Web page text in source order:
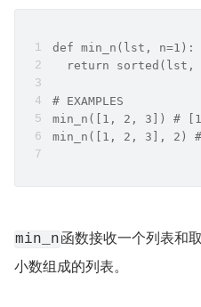
def min_n(lst, n=1):
return sorted(lst,
# EXAMPLES
min_n([1, 2, 3]) #
min_n([1, 2, 3], 2)
min_n函数接收一个列表和
小数组成的列表。